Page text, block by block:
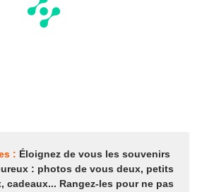
: Éloignez de vous les souvenirs
: photos de vous deux, petits
cadeaux... Rangez-les pour ne pas